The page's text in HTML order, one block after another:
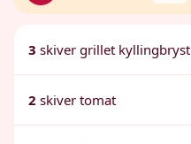
3 skiver grillet kyllingbryst
2 skiver tomat